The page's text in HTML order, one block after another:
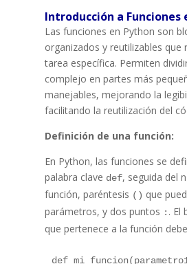
Introducción a Funciones
Las funciones en Python son
organizados y reutilizables que
tarea específica. Permiten
complejo en partes más
manejables, mejorando la
facilitando la reutilización del
Definición de una función:
En Python, las funciones se
palabra clave def, seguida del
función, paréntesis () que
parámetros, y dos puntos : . El
que pertenece a la función
def